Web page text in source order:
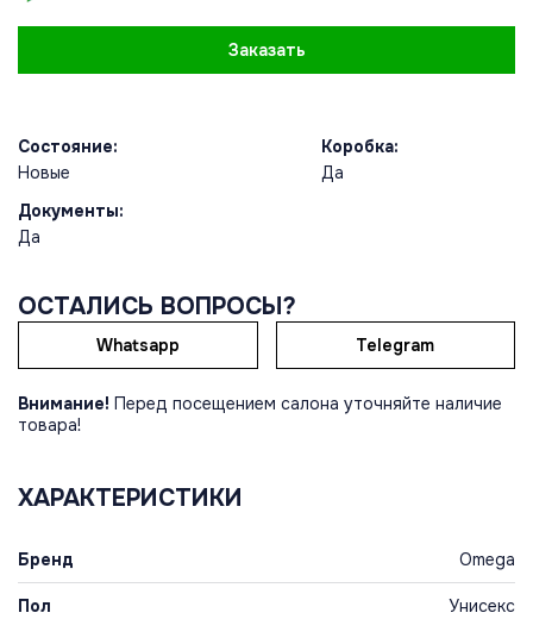
Заказать
Состояние:
Новые
Коробка:
Да
Документы:
Да
ОСТАЛИСЬ ВОПРОСЫ?
Whatsapp Telegram
Внимание! Перед посещением салона уточняйте наличие
товара!
ХАРАКТЕРИСТИКИ
Бренд Omega
Пол Унисекс